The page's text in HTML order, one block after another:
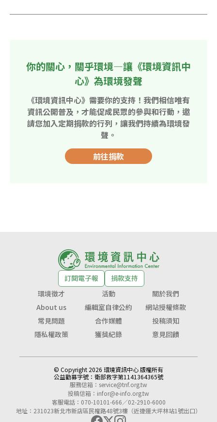
你的關心，關乎環境—讓《環境資訊中
心》為環境發聲
《環境資訊中心》需要你的支持！我們相信唯有
資訊公開普及，才能促成民眾的參與和行動，邀
請您加入定期捐款的行列，讓我們持續為環境發
聲。
前往捐款
訂閱電子報
捐款支持
環境徵才
活動
關於我們
About us
編輯室自律公約
網站授權條款
常見問題
合作媒體
投稿須知
隱私權政策
獲獎紀錄 意見回饋
© Copyright 2026 環境資訊中心 版權所有
公益勸募字號： 衛部救字第1141364365號
服務信箱： service@tnf.org.tw
投稿信箱： infor@e-info.org.tw
客服電話：070-10101-666／02-2910-6000
地址：231023新北市新店區民權路48號3樓（近捷運大坪林站1號出口）